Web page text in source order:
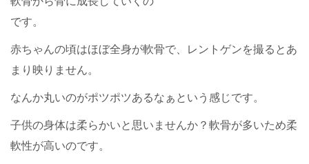
です。
赤ちゃんの頃はほぼ全身が軟骨で、レントゲンを撮るとあ
まり映りません。
なんか丸いのがポツポツあるなぁという感じです。
子供の身体は柔らかいと思いませんか？軟骨が多いため柔
軟性が高いのです。